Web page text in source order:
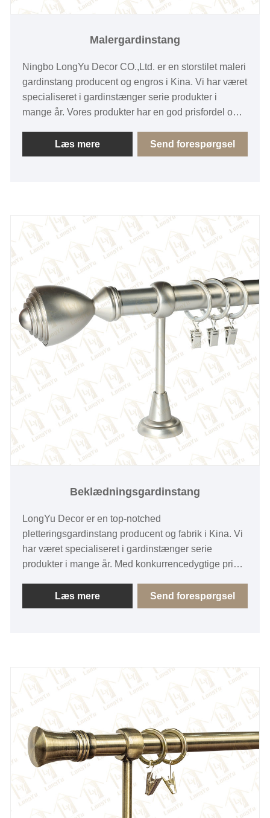
Malergardinstang
Ningbo LongYu Decor CO.,Ltd. er en storstilet maleri
gardinstang producent og engros i Kina. Vi har været
specialiseret i gardinstænger serie produkter i
mange år. Vores produkter har en god prisfordel og
Østeuropa. Hvad mere er, kan vores fabrik
understøtte tilpasset produktion i henhold til
Læs mere Send forespørgsel
Beklædningsgardinstang
LongYu Decor er en top-notched
pletteringsgardinstang producent og fabrik i Kina. Vi
har været specialiseret i gardinstænger serie
produkter i mange år. Med konkurrencedygtige priser
de europæiske markeder, især Østeuropa. Vi ser
frem til at blive din langsigtede partner i Kina.
Læs mere Send forespørgsel